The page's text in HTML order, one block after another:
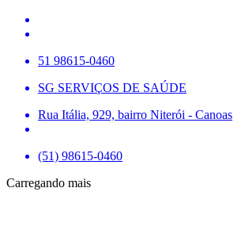
51 98615-0460
SG SERVIÇOS DE SAÚDE
Rua Itália, 929, bairro Niterói - Canoas
(51) 98615-0460
Carregando mais